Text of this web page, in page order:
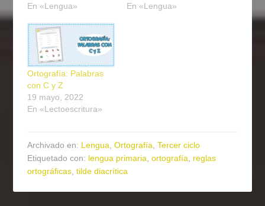
En «Lengua»
En «Lengua»
Ortografía: Palabras
con C y Z
19 mayo, 2022
En «Lectoescritura»
Archivado en: Lengua,Ortografía,Tercer ciclo
Etiquetado con: lengua primaria,ortografía, reglas
ortográficas,tilde diacrítica